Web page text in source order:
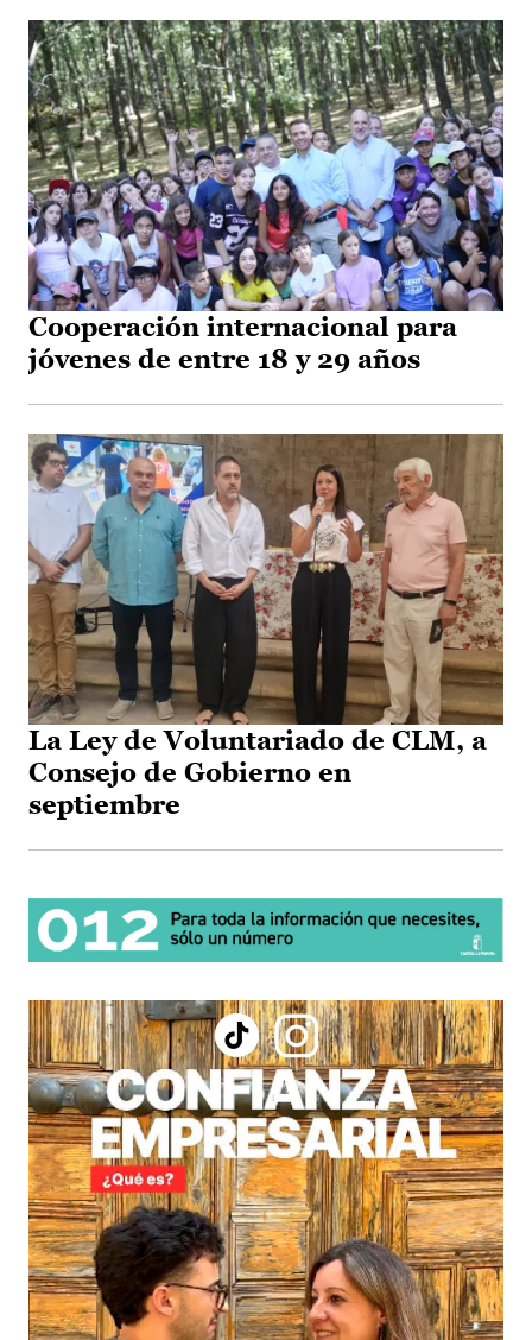
Cooperación internacional para
jóvenes de entre 18 y 29 años
La Ley de Voluntariado de CLM, a
Consejo de Gobierno en
septiembre